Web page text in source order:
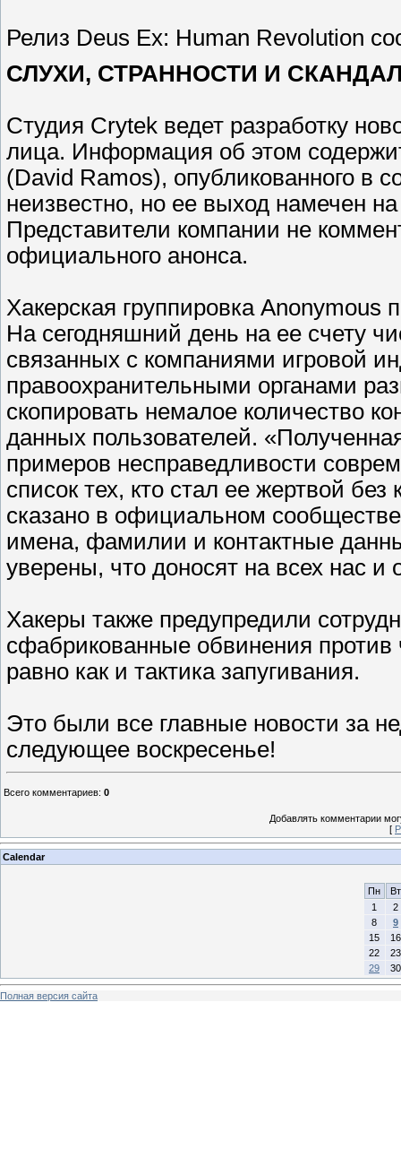
Релиз Deus Ex: Human Revolution
СЛУХИ, СТРАННОСТИ И
Студия Crytek ведет разработку
лица. Информация об этом
(David Ramos), опубликованного в
неизвестно, но ее выход намечен
Представители компании не
официального анонса.
Хакерская группировка Anonymous
На сегодняшний день на ее счету
связанных с компаниями игровой
правоохранительными органами
скопировать немалое количество
данных пользователей.
примеров несправедливости
список тех, кто стал ее жертвой
сказано в официальном
имена, фамилии и контактные
уверены, что доносят на всех нас
Хакеры также предупредили
сфабрикованные обвинения
равно как и тактика запугивания.
Это были все главные новости за
следующее воскресенье!
Всего комментариев: 0
Добавлять комментарии
[
Calendar
Пн
Вт
1
2
8
9
15
16
22
23
29
30
Полная версия сайта